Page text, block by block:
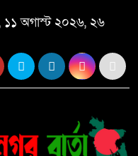
১১ অগাস্ট ২০২৬, ২৬